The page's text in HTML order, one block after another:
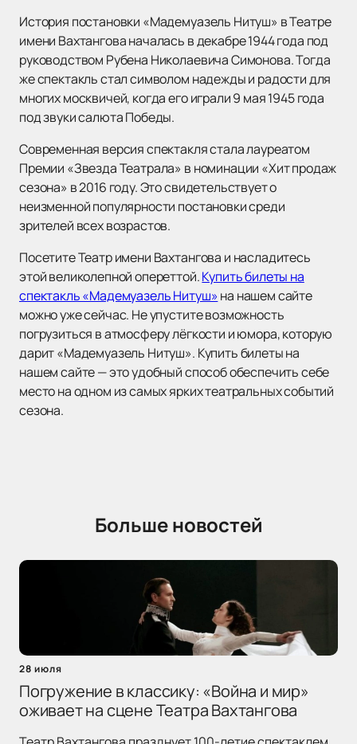
История постановки «Мадемуазель Нитуш» в Театре
имени Вахтангова началась в декабре 1944 года под
руководством Рубена Николаевича Симонова. Тогда
же спектакль стал символом надежды и радости для
многих москвичей, когда его играли 9 мая 1945 года
под звуки салюта Победы.
Современная версия спектакля стала лауреатом
Премии «Звезда Театрала» в номинации «Хит продаж
сезона» в 2016 году. Это свидетельствует о
неизменной популярности постановки среди
зрителей всех возрастов.
Посетите Театр имени Вахтангова и насладитесь
этой великолепной опереттой.Купить билеты на
спектакль «Мадемуазель Нитуш»на нашем сайте
можно уже сейчас. Не упустите возможность
погрузиться в атмосферу лёгкости и юмора, которую
дарит «Мадемуазель Нитуш». Купить билеты на
нашем сайте — это удобный способ обеспечить себе
место на одном из самых ярких театральных событий
сезона.
Больше новостей
28 июля
Погружение в классику: «Война и мир»
оживает на сцене Театра Вахтангова